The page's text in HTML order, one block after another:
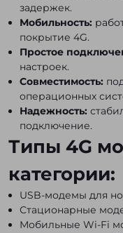
задержек.
Мобильность:
покрытие 4G.
Простое
настроек.
Совместимость:
операционных
Надежность:
подключение.
Типы 4G
категории:
USB-модемы для
Стационарные
Мобильные Wi-Fi